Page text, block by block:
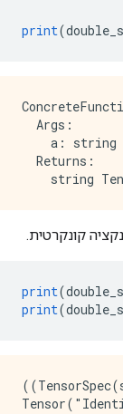
print(
  Args:
a: string
  Returns:
קונקרטית.
print(
print(